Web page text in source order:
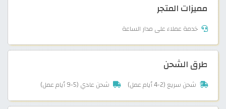
مميزات المتجر
خدمة عملاء على مدار الساعة
طرق الشحن
شحن سريع (2-4 أيام عمل) شحن عادي (5-9 أيام عمل)